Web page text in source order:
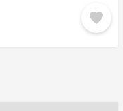
favorite